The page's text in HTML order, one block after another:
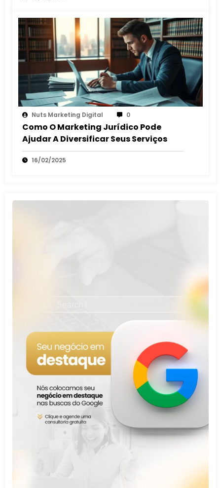
Nuts Marketing Digital 0
Como O Marketing Jurídico Pode
Ajudar A Diversificar Seus Serviços
16/02/2025